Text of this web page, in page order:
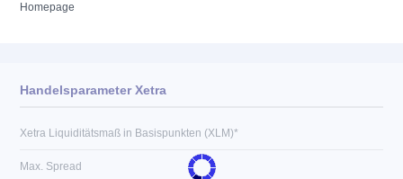
Homepage
Handelsparameter Xetra
Xetra Liquiditätsmaß in Basispunkten (XLM)*
Max. Spread